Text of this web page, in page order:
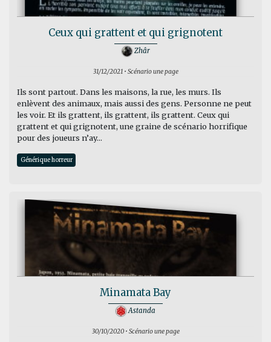
Ceux qui grattent et qui grignotent
Zhâr
31/12/2021 • Scénario une page
Ils sont partout. Dans les maisons, la rue, les murs. Ils
enlèvent des animaux, mais aussi des gens. Personne ne peut
les voir. Et ils grattent, ils grattent, ils grattent. Ceux qui
grattent et qui grignotent, une graine de scénario horrifique
pour des joueurs n’ay...
Générique horreur
Minamata Bay
Astanda
30/10/2020 • Scénario une page